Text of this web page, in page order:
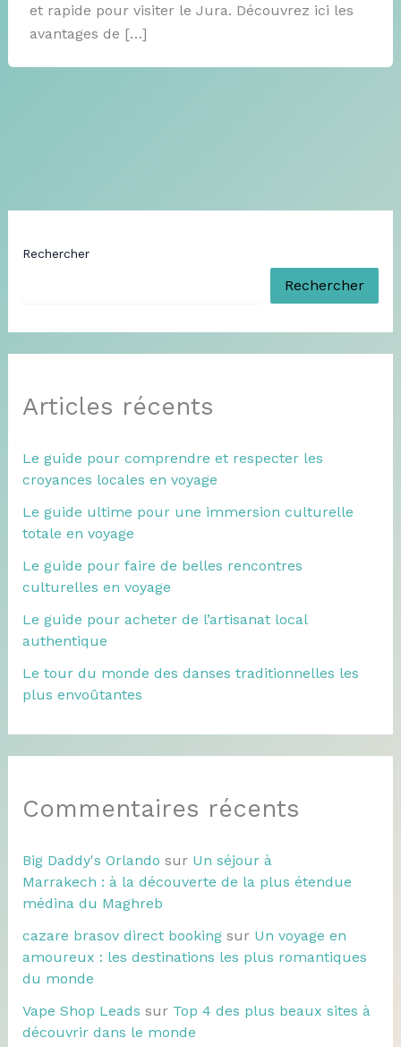
et rapide pour visiter le Jura. Découvrez ici les
avantages de […]
Rechercher
Rechercher
Articles récents
Le guide pour comprendre et respecter les
croyances locales en voyage
Le guide ultime pour une immersion culturelle
totale en voyage
Le guide pour faire de belles rencontres
culturelles en voyage
Le guide pour acheter de l’artisanat local
authentique
Le tour du monde des danses traditionnelles les
plus envoûtantes
Commentaires récents
Big Daddy's Orlando sur Un séjour à
Marrakech : à la découverte de la plus étendue
médina du Maghreb
cazare brasov direct bookingsur Un voyage en
amoureux : les destinations les plus romantiques
du monde
Vape Shop Leads sur Top 4 des plus beaux sites à
découvrir dans le monde